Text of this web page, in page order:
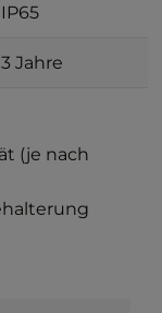
IP65
3 Jahre
(je nach